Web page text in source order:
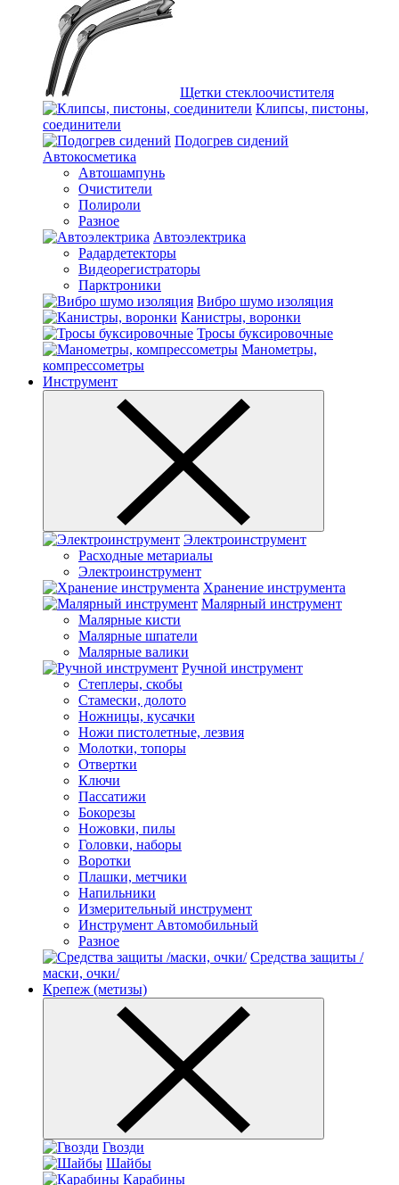
Щетки стеклоочистителя
Клипсы, пистоны,
соединители
Подогрев сидений
Автокосметика
Автошампунь
Очистители
Полироли
Разное
Автоэлектрика
Радардетекторы
Видеорегистраторы
Парктроники
Вибро шумо изоляция
Канистры, воронки
Тросы буксировочные
Манометры,
компрессометры
Инструмент
Электроинструмент
Расходные метариалы
Электроинструмент
Хранение инструмента
Малярный инструмент
Малярные кисти
Малярные шпатели
Малярные валики
Ручной инструмент
Степлеры, скобы
Стамески, долото
Ножницы, кусачки
Ножи пистолетные, лезвия
Молотки, топоры
Отвертки
Ключи
Пассатижи
Бокорезы
Ножовки, пилы
Головки, наборы
Воротки
Плашки, метчики
Напильники
Измерительный инструмент
Инструмент Автомобильный
Разное
Средства защиты /
маски, очки/
Крепеж (метизы)
Гвозди
Шайбы
Карабины